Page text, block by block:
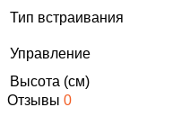
Тип встраивания
Управление
Высота (см)
Отзывы 0